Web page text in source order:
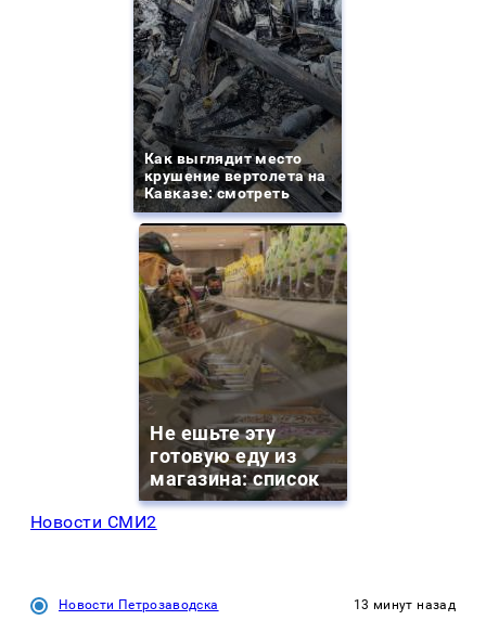
Как выглядит место
крушение вертолета на
Кавказе: смотреть
Не ешьте эту
готовую еду из
магазина: список
Новости СМИ2
Новости Петрозаводска 13 минут назад